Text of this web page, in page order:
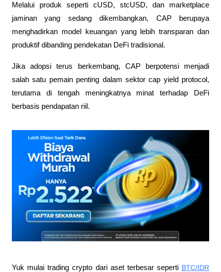
Melalui produk seperti cUSD, stcUSD, dan marketplace
jaminan yang sedang dikembangkan, CAP berupaya
menghadirkan model keuangan yang lebih transparan dan
produktif dibanding pendekatan DeFi tradisional.
Jika adopsi terus berkembang, CAP berpotensi menjadi
salah satu pemain penting dalam sektor cap yield protocol,
terutama di tengah meningkatnya minat terhadap DeFi
berbasis pendapatan riil.
Yuk mulai trading crypto dari aset terbesar seperti BTC/IDR